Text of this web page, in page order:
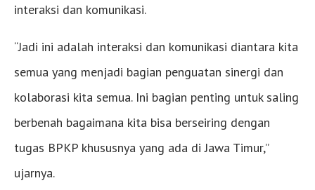
interaksi dan komunikasi.
“Jadi ini adalah interaksi dan komunikasi diantara kita
semua yang menjadi bagian penguatan sinergi dan
kolaborasi kita semua. Ini bagian penting untuk saling
berbenah bagaimana kita bisa berseiring dengan
tugas BPKP khususnya yang ada di Jawa Timur,”
ujarnya.